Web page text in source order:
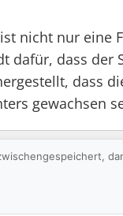
nicht nur
dafür, dass
dass
gewachsen